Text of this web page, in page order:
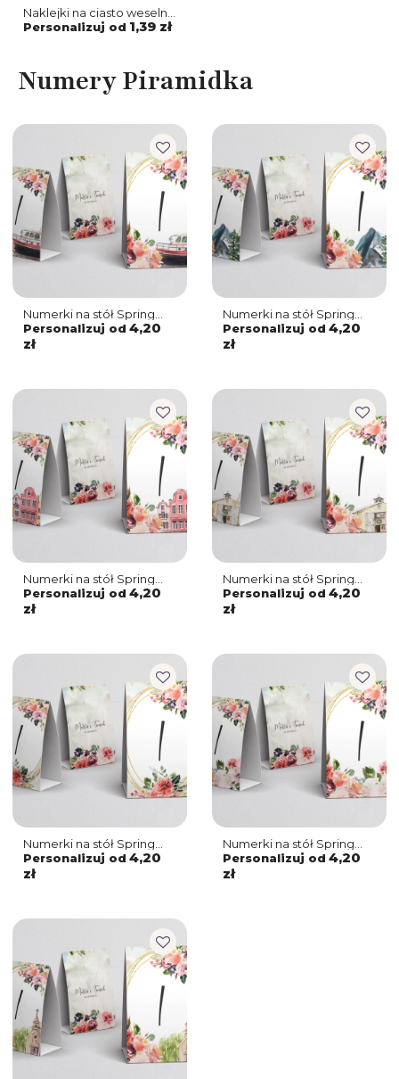
Naklejki na ciasto weselne
Spring Love Motyw 1
Personalizuj od 1,39 zł
Numery Piramidka
Numerki na stół Spring
Love Motyw 7
Personalizuj od 4,20
zł
Numerki na stół Spring
Love Motyw 6
Personalizuj od 4,20
zł
Numerki na stół Spring
Love Motyw 5
Personalizuj od 4,20
zł
Numerki na stół Spring
Love Motyw 4
Personalizuj od 4,20
zł
Numerki na stół Spring
Love Motyw 3
Personalizuj od 4,20
zł
Numerki na stół Spring
Love Motyw 2
Personalizuj od 4,20
zł